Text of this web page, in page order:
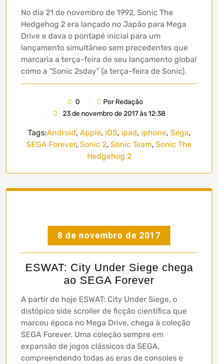
No dia 21 de novembro de 1992, Sonic The
Hedgehog 2 era lançado no Japão para Mega
Drive e dava o pontapé inicial para um
lançamento simultâneo sem precedentes que
marcaria a terça-feira de seu lançamento global
como a “Sonic 2sday” (a terça-feira de Sonic).
0
Por Redação
23 de novembro de 2017 às 12:38
Tags:Android, Apple, iOS, ipad, iphone, Sega,
SEGA Forever, Sonic 2, Sonic Team, Sonic The
Hedgehog 2
8 de novembro de 2017
ESWAT: City Under Siege chega
ao SEGA Forever
A partir de hoje ESWAT: City Under Siege, o
distópico side scroller de ficção científica que
marcou época no Mega Drive, chega à coleção
SEGA Forever. Uma coleção sempre em
expansão de jogos clássicos da SEGA,
compreendendo todas as eras de consoles e